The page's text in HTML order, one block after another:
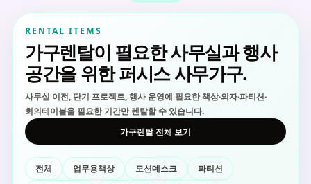
RENTAL ITEMS
가구렌탈이 필요한 사무실과 행사
공간을 위한 퍼시스 사무가구.
사무실 이전, 단기 프로젝트, 행사 운영에 필요한 책상·의자·파티션·
회의테이블을 필요한 기간만 렌탈할 수 있습니다.
가구렌탈 전체 보기
전체 업무용책상 모션데스크
파티션